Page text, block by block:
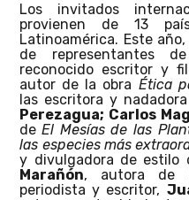
Los invitados
provienen de 13
Latinoamérica. Este
de representantes
reconocido escritor y
autor de la obra Ética
las escritora y
Perezagua; Carlos
de El Mesías de las
las especies más
y divulgadora de estilo
Marañón, autora de
periodista y escritor,